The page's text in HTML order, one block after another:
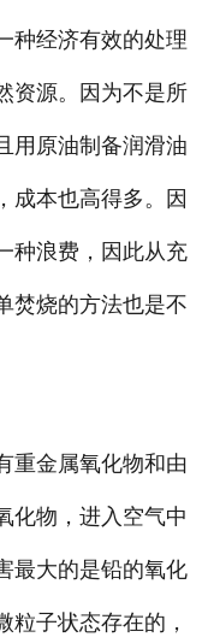
经济有效的处理
资源。因为不是所
用原油制备润滑油
成本也高得多。因
种浪费，因此从充
焚烧的方法也是不
金属氧化物和由
化物，进入空气中
最大的是铅的氧化
粒子状态存在的，